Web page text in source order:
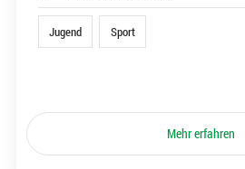
Jugend Sport
Mehr erfahren